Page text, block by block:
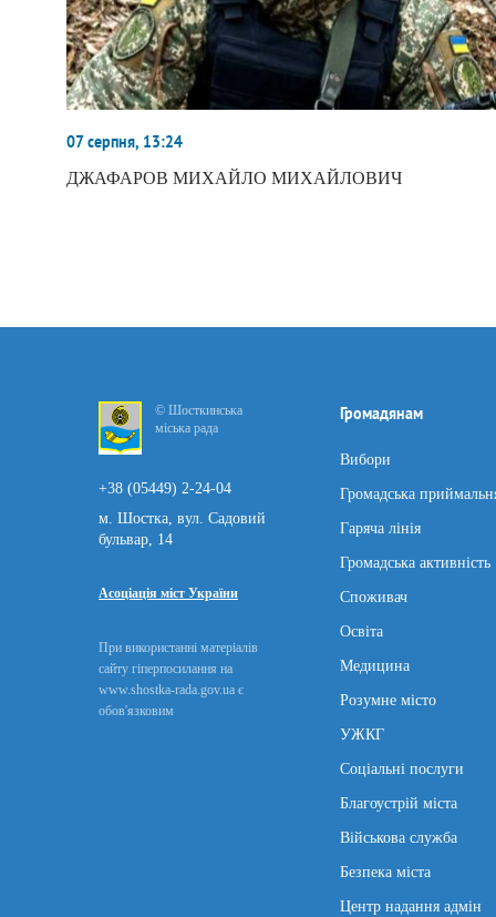
07 серпня, 13:24
ДЖАФАРОВ МИХАЙЛО МИХАЙЛОВИЧ
© Шосткинська
міська рада
+38 (05449) 2-24-04
м. Шостка, вул. Садовий
бульвар, 14
Асоціація міст України
При використанні матеріалів
сайту гіперпосилання на
www.shostka-rada.gov.ua є
обов'язковим
Громадянам
Вибори
Громадська
Гаряча лінія
Громадська активність
Споживач
Освіта
Медицина
Розумне місто
УЖКГ
Соціальні послуги
Благоустрій міста
Військова служба
Безпека міста
Центр надання адмін